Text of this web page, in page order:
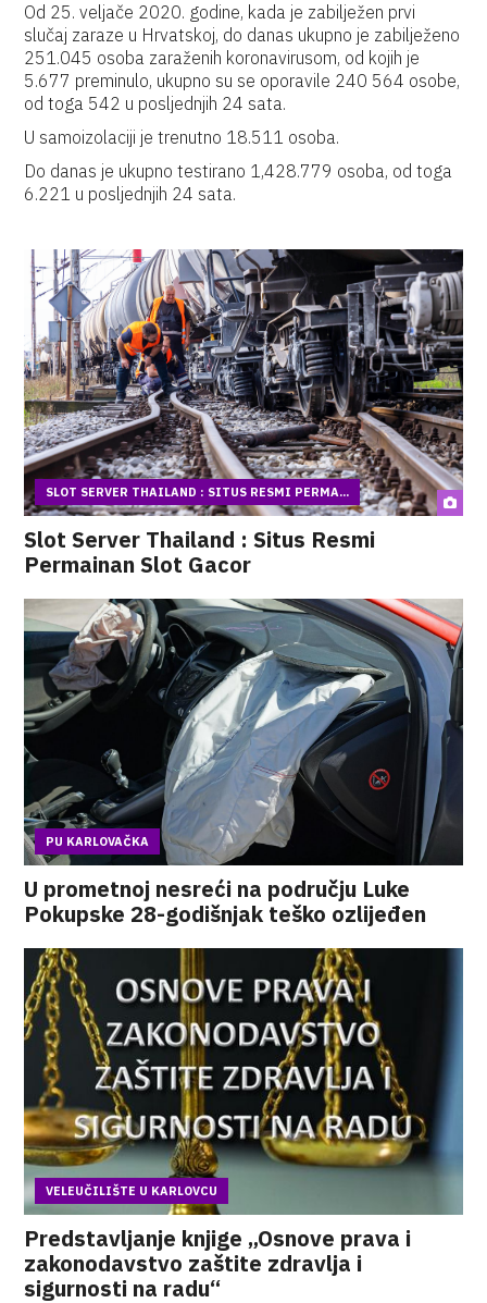
Od 25. veljače 2020. godine, kada je zabilježen prvi
slučaj zaraze u Hrvatskoj, do danas ukupno je zabilježeno
251.045 osoba zaraženih koronavirusom, od kojih je
5.677 preminulo, ukupno su se oporavile 240 564 osobe,
od toga 542 u posljednjih 24 sata.
U samoizolaciji je trenutno 18.511 osoba.
Do danas je ukupno testirano 1,428.779 osoba, od toga
6.221 u posljednjih 24 sata.
SLOT SERVER THAILAND : SITUS RESMI PERMA...
Slot Server Thailand : Situs Resmi
Permainan Slot Gacor
PU KARLOVAČKA
U prometnoj nesreći na području Luke
Pokupske 28-godišnjak teško ozlijeđen
VELEUČILIŠTE U KARLOVCU
Predstavljanje knjige „Osnove prava i
zakonodavstvo zaštite zdravlja i
sigurnosti na radu“